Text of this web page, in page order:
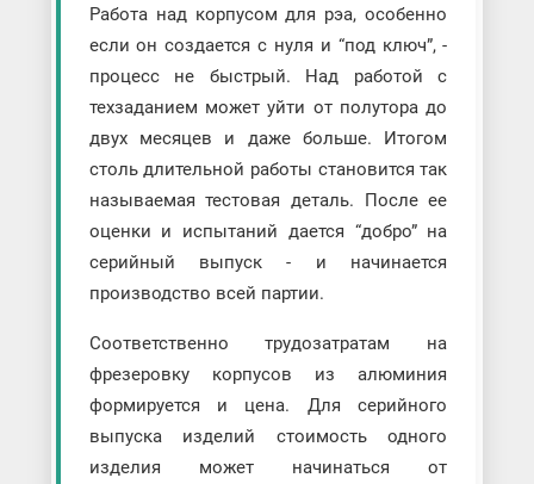
Работа над корпусом для рэа, особенно
если он создается с нуля и “под ключ”, -
процесс не быстрый. Над работой с
техзаданием может уйти от полутора до
двух месяцев и даже больше. Итогом
столь длительной работы становится так
называемая тестовая деталь. После ее
оценки и испытаний дается “добро” на
серийный выпуск - и начинается
производство всей партии.
Соответственно трудозатратам на
фрезеровку корпусов из алюминия
формируется и цена. Для серийного
выпуска изделий стоимость одного
изделия может начинаться от